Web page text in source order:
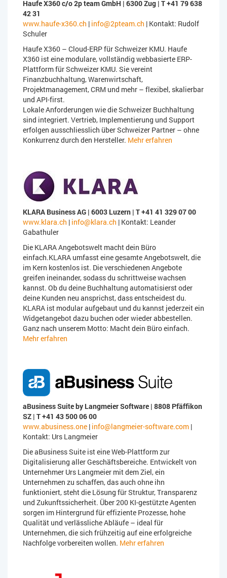
Haufe X360 c/o 2p team GmbH | 6300 Zug | T +41 79 638
42 31
www.haufe-x360.ch | info@2pteam.ch | Kontakt: Rudolf
Schuler
Haufe X360 – Cloud-ERP für Schweizer KMU. Haufe
X360 ist eine modulare, vollständig webbasierte ERP-
Plattform für Schweizer KMU. Sie vereint
Finanzbuchhaltung, Warenwirtschaft,
Projektmanagement, CRM und mehr – flexibel, skalierbar
und API-first.
Lokale Anforderungen wie die Schweizer Buchhaltung
sind integriert. Vertrieb, Implementierung und Support
erfolgen ausschliesslich über Schweizer Partner – ohne
Konkurrenz durch den Hersteller. Mehr erfahren
KLARA Business AG | 6003 Luzern | T +41 41 329 07 00
www.klara.ch | info@klara.ch | Kontakt: Leander
Gabathuler
Die KLARA Angebotswelt macht dein Büro
einfach.KLARA umfasst eine gesamte Angebotswelt, die
im Kern kostenlos ist. Die verschiedenen Angebote
greifen ineinander, sodass du schrittweise wachsen
kannst. Ob du deine Buchhaltung automatisierst oder
deine Kunden neu ansprichst, dass entscheidest du.
KLARA ist modular aufgebaut und du kannst jederzeit ein
Widgetangebot dazu buchen oder wieder abbestellen.
Ganz nach unserem Motto: Macht dein Büro einfach.
Mehr erfahren
aBusiness Suite by Langmeier Software | 8808 Pfäffikon
SZ | T +41 43 500 06 00
www.abusiness.one | info@langmeier-software.com |
Kontakt: Urs Langmeier
Die aBusiness Suite ist eine Web-Plattform zur
Digitalisierung aller Geschäftsbereiche. Entwickelt von
Unternehmer Urs Langmeier mit dem Ziel, ein
Unternehmen zu schaffen, das auch ohne ihn
funktioniert, steht die Lösung für Struktur, Transparenz
und Zukunftssicherheit. Über 200 KI-gestützte Agenten
sorgen im Hintergrund für effiziente Prozesse, hohe
Qualität und verlässliche Abläufe – ideal für
Unternehmen, die sich frühzeitig auf eine erfolgreiche
Nachfolge vorbereiten wollen. Mehr erfahren